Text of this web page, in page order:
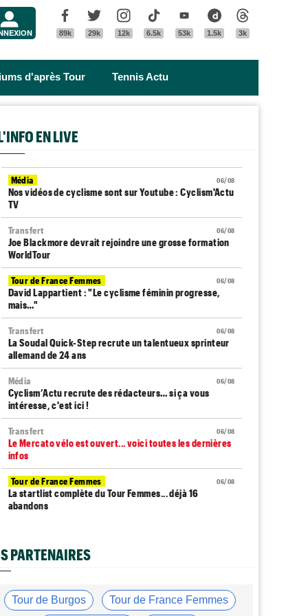
Facebook
89k
Twitter
29k
Instagram
12k
Tik Tok
6.5k
Youtube
53k
Dailymotion
1.5k 3k
d'après Tour Tennis Actu
EN LIVE
06/08
Média
Nos vidéos de cyclisme sont sur Youtube : Cyclism'Actu
TV
06/08
Transfert
Joe Blackmore devrait rejoindre une grosse formation
WorldTour
06/08
Tour de France Femmes
David Lappartient : "Le cyclisme féminin progresse,
mais…"
06/08
Transfert
La Soudal Quick-Step recrute un talentueux sprinteur
allemand de 24 ans
06/08
Média
Cyclism’Actu recrute des rédacteurs… si ça vous
intéresse, c'est ici !
06/08
Transfert
Le Mercato vélo est ouvert... voici toutes les dernières
infos
06/08
Tour de France Femmes
La startlist complète du Tour Femmes... déjà 16
abandons
profil…
La surprise Francisco Campos remporte la 1ère étape
PARTENAIRES
Tour de Burgos Tour de France Femmes